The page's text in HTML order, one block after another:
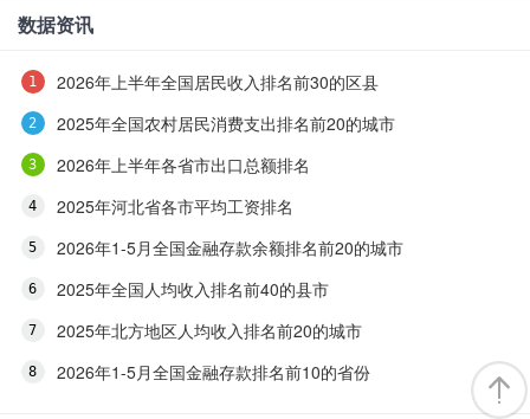
数据资讯
2026年上半年全国居民收入排名前30的区县
2025年全国农村居民消费支出排名前20的城市
2026年上半年各省市出口总额排名
2025年河北省各市平均工资排名
2026年1-5月全国金融存款余额排名前20的城市
2025年全国人均收入排名前40的县市
2025年北方地区人均收入排名前20的城市
2026年1-5月全国金融存款排名前10的省份